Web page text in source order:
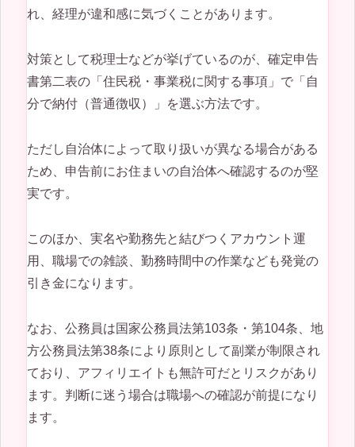
れ、経理が違和感に気づくことがあります。
対策として税理士などが挙げているのが、確定申告
書第二表の「住民税・事業税に関する事項」で「自
分で納付（普通徴収）」を選ぶ方法です。
ただし自治体によって取り扱いが異なる場合がある
ため、申告前にお住まいの自治体へ確認するのが堅
実です。
このほか、実名や勤務先と結びつくアカウント運
用、職場での雑談、勤務時間中の作業なども発覚の
引き金になります。
なお、公務員は国家公務員法第103条・第104条、地
方公務員法第38条により原則として副業が制限され
ており、アフィリエイトも無許可だとリスクがあり
ます。判断に迷う場合は職場への確認が前提になり
ます。